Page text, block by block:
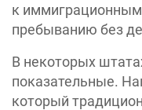
к
пребыванию без
В некоторых
показательные.
который